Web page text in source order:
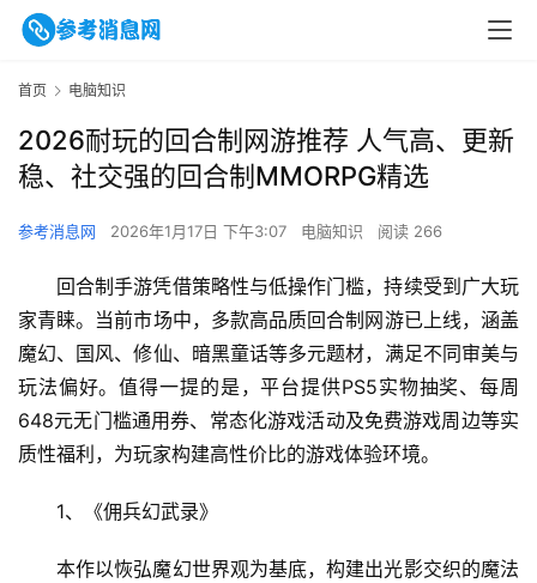
首页 电脑知识
2026耐玩的回合制网游推荐 人气高、更新
稳、社交强的回合制MMORPG精选
参考消息网 2026年1月17日 下午3:07 电脑知识 阅读 266
回合制手游凭借策略性与低操作门槛，持续受到广大玩
家青睐。当前市场中，多款高品质回合制网游已上线，涵盖
魔幻、国风、修仙、暗黑童话等多元题材，满足不同审美与
玩法偏好。值得一提的是，平台提供PS5实物抽奖、每周
648元无门槛通用券、常态化游戏活动及免费游戏周边等实
质性福利，为玩家构建高性价比的游戏体验环境。
1、《佣兵幻武录》
本作以恢弘魔幻世界观为基底，构建出光影交织的魔法